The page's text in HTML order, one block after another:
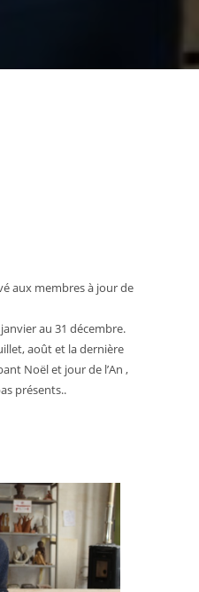
aux membres à jour de
au 31 décembre.
août et la dernière
Noël et jour de l’An ,
présents..